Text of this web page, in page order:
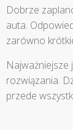
Dobrze
auta.
zarówno
Najważniejsze
rozwiązania.
przede